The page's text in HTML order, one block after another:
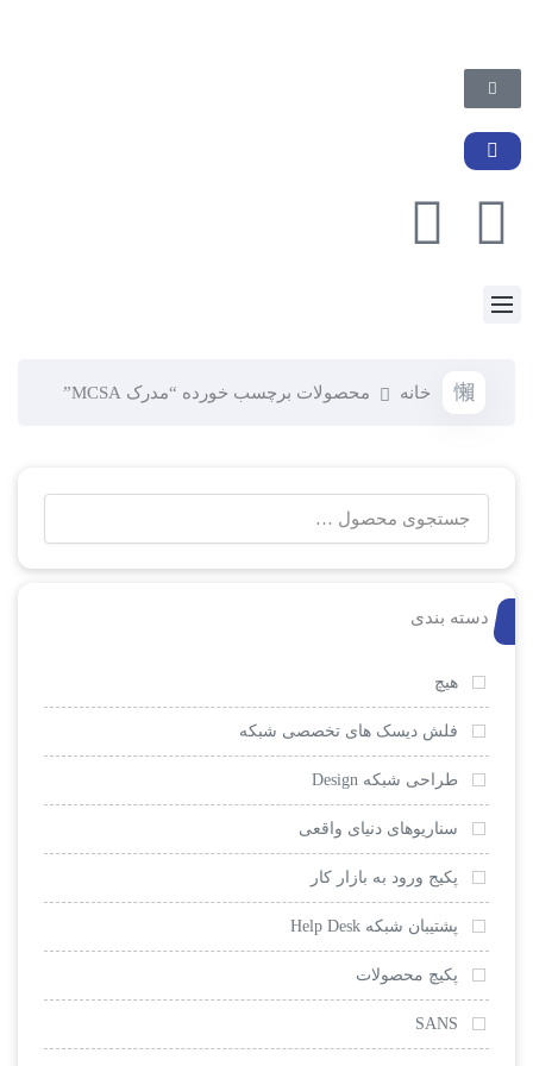
خانه محصولات برچسب خورده “مدرک MCSA”
دسته بندی
هیچ
فلش دیسک های تخصصی شبکه
طراحی شبکه Design
سناریوهای دنیای واقعی
پکیج ورود به بازار کار
پشتیبان شبکه Help Desk
پکیچ محصولات
SANS